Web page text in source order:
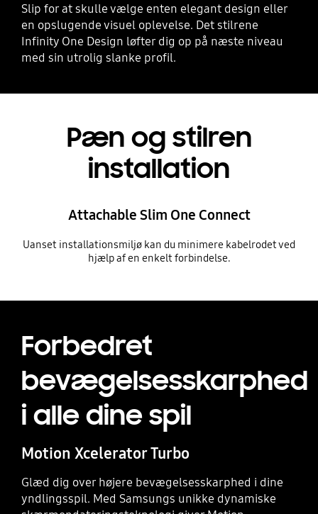
Slip for at skulle vælge enten elegant design eller
en opslugende visuel oplevelse. Det stilrene
Infinity One Design løfter dig op på næste niveau
med sin utrolig slanke profil.
Pæn og stilren
installation
Attachable Slim One Connect
Uanset installationsmiljø kan du minimere kabelrodet ved
hjælp af en enkelt forbindelse.
Forbedret
bevægelsesskarphed
i alle dine spil
Motion Xcelerator Turbo
Glæd dig over højere bevægelsesskarphed i dine
yndlingsspil. Med Samsungs unikke dynamiske